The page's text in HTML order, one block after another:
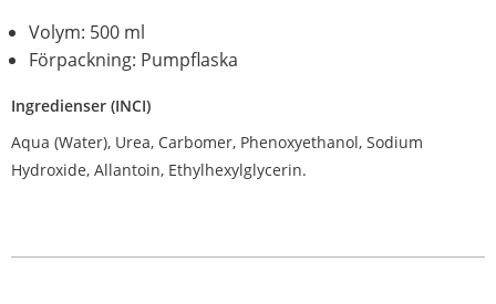
Volym: 500 ml
Förpackning: Pumpflaska
Ingredienser (INCI)
Aqua (Water), Urea, Carbomer, Phenoxyethanol, Sodium
Hydroxide, Allantoin, Ethylhexylglycerin.